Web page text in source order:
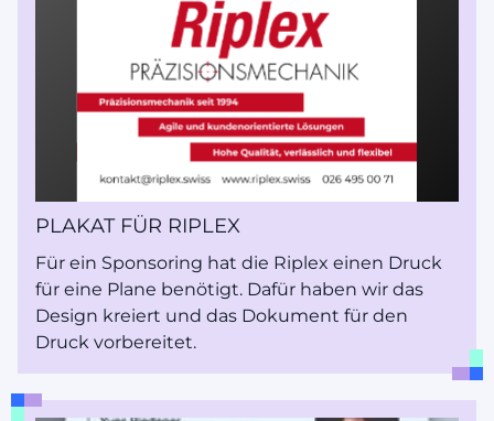
PLAKAT FÜR RIPLEX
Für ein Sponsoring hat die Riplex einen Druck
für eine Plane benötigt. Dafür haben wir das
Design kreiert und das Dokument für den
Druck vorbereitet.